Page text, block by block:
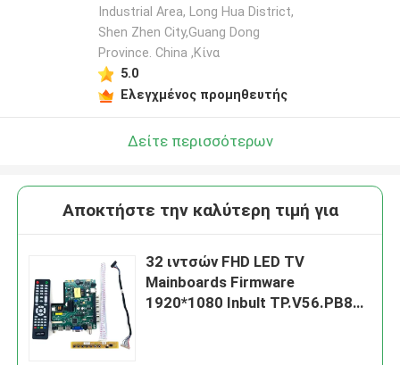
Αφήστε ένα μήνυμα
We bellen je snel terug!
Industrial Area, Long Hua District,
Shen Zhen City,Guang Dong
Province. China ,Κίνα
5.0
Ελεγχμένος προμηθευτής
Δείτε περισσότερων
Αποκτήστε την καλύτερη τιμή για
32 ιντσών FHD LED TV
Mainboards Firmware
1920*1080 Inbult TP.V56.PB826